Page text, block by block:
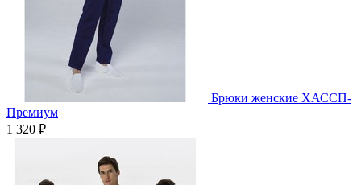
Брюки женские ХАССП-
Премиум
1 320 ₽